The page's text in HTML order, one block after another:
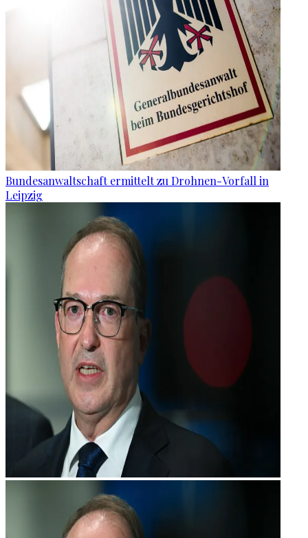
Bundesanwaltschaft ermittelt zu Drohnen-Vorfall in
Leipzig